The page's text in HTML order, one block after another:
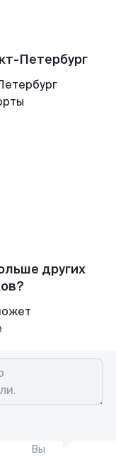
Петербург
других
Вы